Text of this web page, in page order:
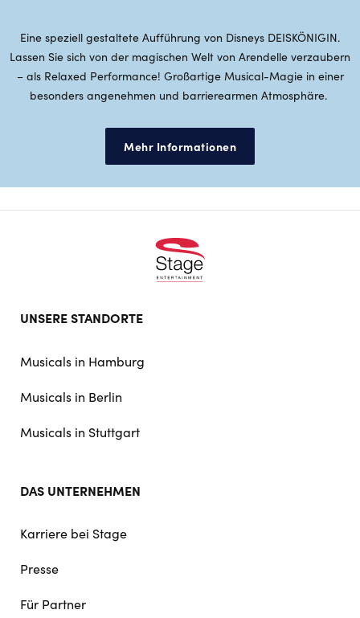
Eine speziell gestaltete Aufführung von Disneys DEISKÖNIGIN.
Lassen Sie sich von der magischen Welt von Arendelle verzaubern
– als Relaxed Performance! Großartige Musical-Magie in einer
besonders angenehmen und barrierearmen Atmosphäre.
Mehr Informationen
UNSERE STANDORTE
Musicals in Hamburg
Musicals in Berlin
Musicals in Stuttgart
DAS UNTERNEHMEN
Karriere bei Stage
Presse
Für Partner